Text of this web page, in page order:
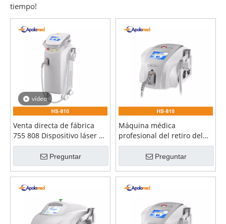
tiempo!
vídeo
Venta directa de fábrica
755 808 Dispositivo láser de
diodo de 1064 nm para
depilación Preguntar
Máquina médica
profesional del retiro del
pelo del laser del diodo
Preguntar